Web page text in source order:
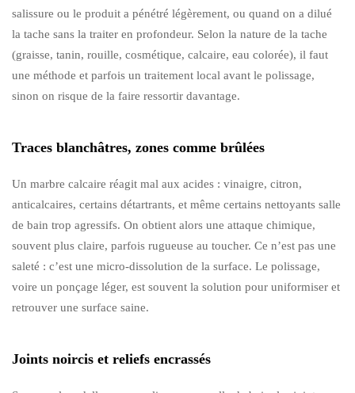
salissure ou le produit a pénétré légèrement, ou quand on a dilué
la tache sans la traiter en profondeur. Selon la nature de la tache
(graisse, tanin, rouille, cosmétique, calcaire, eau colorée), il faut
une méthode et parfois un traitement local avant le polissage,
sinon on risque de la faire ressortir davantage.
Traces blanchâtres, zones comme brûlées
Un marbre calcaire réagit mal aux acides : vinaigre, citron,
anticalcaires, certains détartrants, et même certains nettoyants salle
de bain trop agressifs. On obtient alors une attaque chimique,
souvent plus claire, parfois rugueuse au toucher. Ce n’est pas une
saleté : c’est une micro-dissolution de la surface. Le polissage,
voire un ponçage léger, est souvent la solution pour uniformiser et
retrouver une surface saine.
Joints noircis et reliefs encrassés